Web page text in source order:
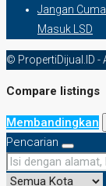
Jangan
Masuk LSD
© PropertiDijual.ID -
Compare listings
Membandingkan
Pencarian